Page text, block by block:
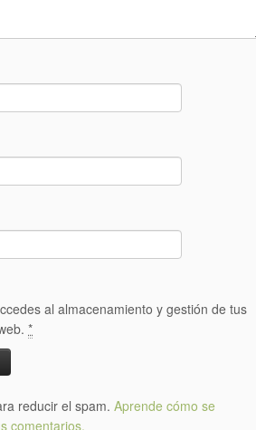
al almacenamiento y gestión de tus
*
reducir el spam. Aprende cómo se
comentarios.